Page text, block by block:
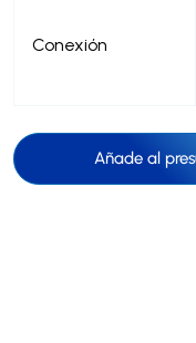
Conexión
Añade al